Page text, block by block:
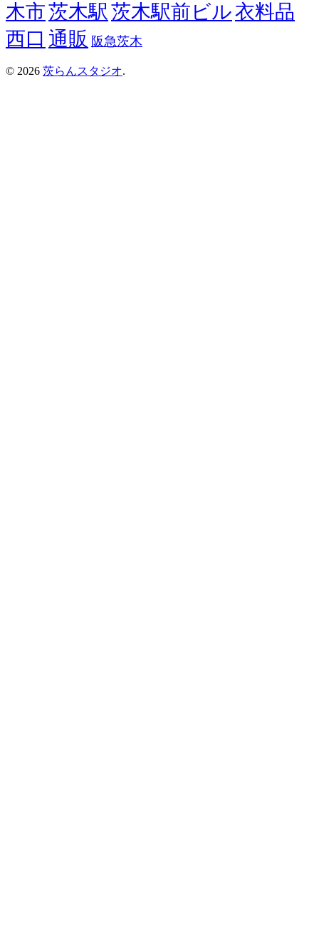
木市茨木駅 茨木駅前ビル衣料品
西口 通販 阪急茨木
© 2026 茨らんスタジオ.